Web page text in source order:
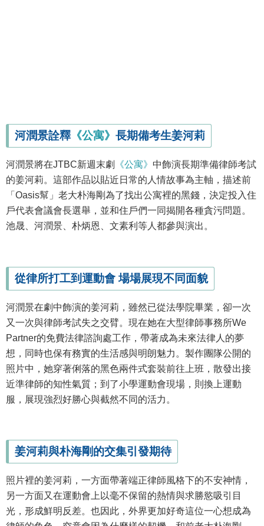
河潤景詮釋 《公寓》 長期備考生姜河莉
河潤景將在JTBC新週末劇 《公寓》 中飾演長期準備律師考試
的姜河莉。這部作品以貼近日常的人情故事為主軸，描述前
「Oasis幫」老大朴海剛為了找出公寓裡的黑錢，決定投入住
戶代表會議會長選舉，並和住戶們一同揭開各種貪污問題。
池晟、河潤景、朴炳恩、文素利等人都參與演出。
從律所打工到運動會 場場展現不同面貌
河潤景在劇中飾演的姜河莉，雖然已從法學院畢業，卻一次
又一次與律師考試失之交臂。現在她在大型律師事務所We
Partner的免費法律諮詢處工作，帶著成為未來法律人的夢
想，同時也保有務實的生活感與明朗魅力。製作團隊公開的
照片中，她穿著俐落的黑色兩件式套裝前往上班，散發出接
近準律師的知性氣質；到了小學運動會現場，則換上運動
服，展現強烈好勝心與截然不同的活力。
姜河莉與朴海剛的交集引發期待
照片裡的姜河莉，一方面帶著端正律師風格下的不安神情，
另一方面又在運動會上以毫不保留的熱情與求勝慾吸引目
光，形成鮮明反差。也因此，外界更加好奇這位一心想成為